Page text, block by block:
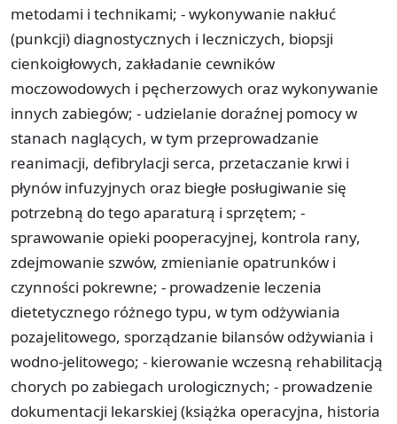
metodami i technikami; - wykonywanie nakłuć
(punkcji) diagnostycznych i leczniczych, biopsji
cienkoigłowych, zakładanie cewników
moczowodowych i pęcherzowych oraz wykonywanie
innych zabiegów; - udzielanie doraźnej pomocy w
stanach naglących, w tym przeprowadzanie
reanimacji, defibrylacji serca, przetaczanie krwi i
płynów infuzyjnych oraz biegłe posługiwanie się
potrzebną do tego aparaturą i sprzętem; -
sprawowanie opieki pooperacyjnej, kontrola rany,
zdejmowanie szwów, zmienianie opatrunków i
czynności pokrewne; - prowadzenie leczenia
dietetycznego różnego typu, w tym odżywiania
pozajelitowego, sporządzanie bilansów odżywiania i
wodno-jelitowego; - kierowanie wczesną rehabilitacją
chorych po zabiegach urologicznych; - prowadzenie
dokumentacji lekarskiej (książka operacyjna, historia